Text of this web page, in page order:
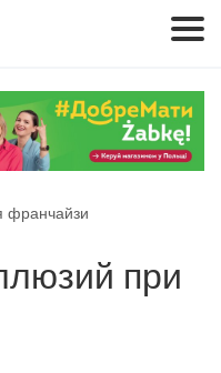
франчайзи
при